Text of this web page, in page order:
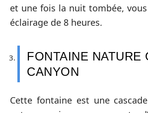
et une fois la nuit tombée, vous
éclairage de 8 heures.
FONTAINE NATURE
CANYON
Cette fontaine est une